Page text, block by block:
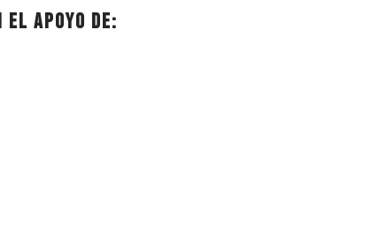
el apoyo de: